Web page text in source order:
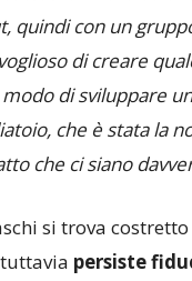
quindi con un
di creare
di sviluppare
che è stata la
che ci siano
si trova
persiste